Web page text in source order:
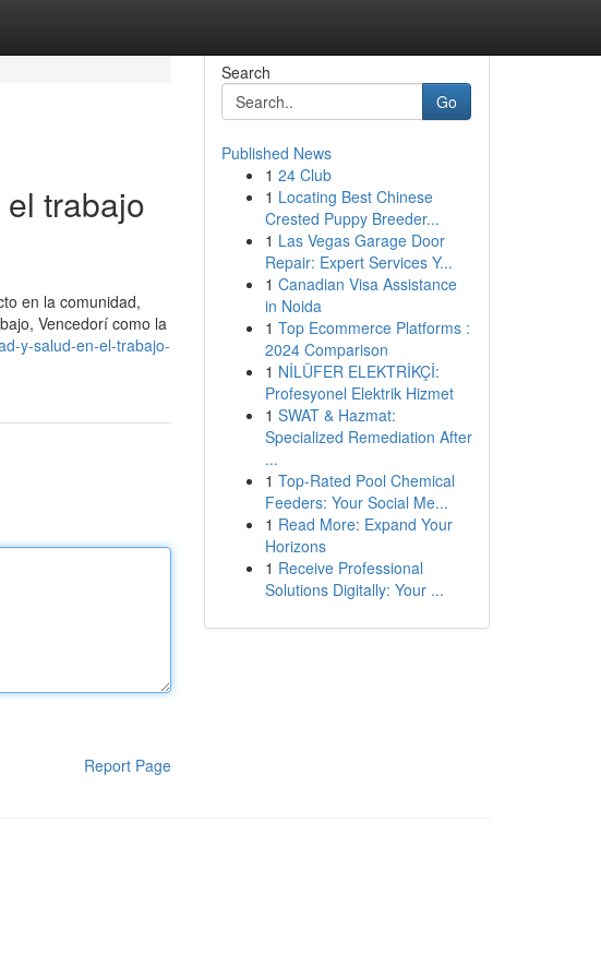
trabajo
en la comunidad,
Vencedorí como la
y-salud-en-el-trabajo-
Report Page
Search
Go
Published News
1 24 Club
1 Locating Best Chinese
Crested Puppy Breeder...
1 Las Vegas Garage Door
Repair: Expert Services Y...
1 Canadian Visa Assistance
in Noida
1 Top Ecommerce Platforms :
2024 Comparison
1 NİLÜFER ELEKTRİKÇİ:
Profesyonel Elektrik Hizmet
1 SWAT & Hazmat:
Specialized Remediation After
...
1 Top-Rated Pool Chemical
Feeders: Your Social Me...
1 Read More: Expand Your
Horizons
1 Receive Professional
Solutions Digitally: Your ...